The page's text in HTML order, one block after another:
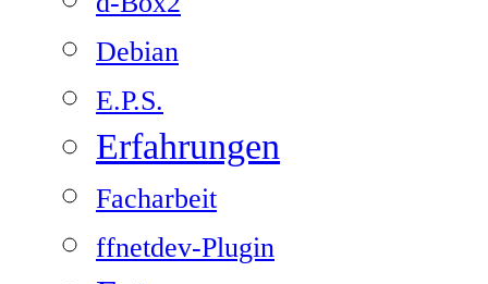
Debian
E.P.S.
Erfahrungen
Facharbeit
ffnetdev-Plugin